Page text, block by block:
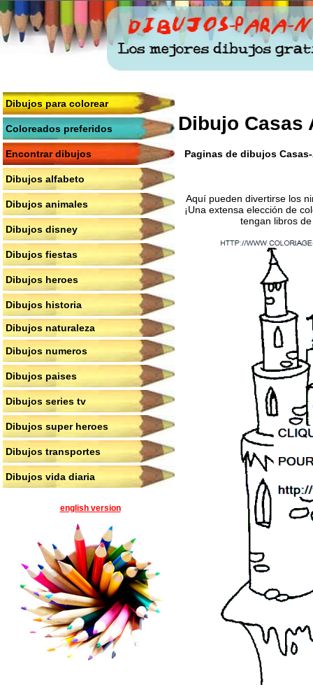
Dibujos para colorear
Coloreados preferidos
Encontrar dibujos
Dibujos alfabeto
Dibujos animales
Dibujos disney
Dibujos fiestas
Dibujos heroes
Dibujos historia
Dibujos naturaleza
Dibujos numeros
Dibujos paises
Dibujos series tv
Dibujos super heroes
Dibujos transportes
Dibujos vida diaria
english version
Dibujo Casas
Paginas de dibujos
Aquí pueden divertirse los
¡Una extensa elección de
tengan libros